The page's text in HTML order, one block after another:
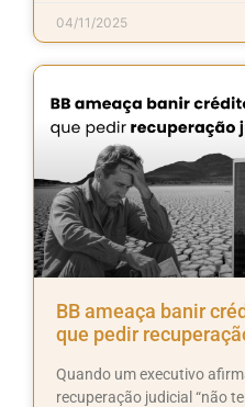
04/11/2025
BB ameaça banir
que pedir
Quando um executivo
recuperação judicial “não